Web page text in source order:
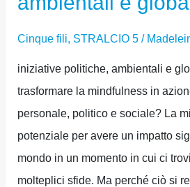
Cinque fili, STRALCIO 5/
iniziative politiche, ambientali e
trasformare la mindfulness in
personale, politico e sociale? La
potenziale per avere un impatto
mondo in un momento in cui ci
molteplici sfide. Ma perché ciò si